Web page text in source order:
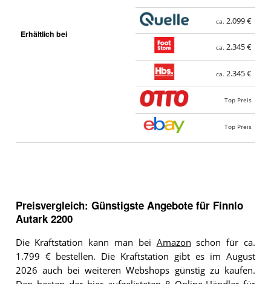
Erhältlich bei
ca. 2.099 €
ca. 2.345 €
ca. 2.345 €
Top Preis
Top Preis
Preisvergleich: Günstigste Angebote für Finnlo
Autark 2200
Die Kraftstation kann man bei Amazon schon für ca.
1.799 € bestellen. Die Kraftstation gibt es im August
2026 auch bei weiteren Webshops günstig zu kaufen.